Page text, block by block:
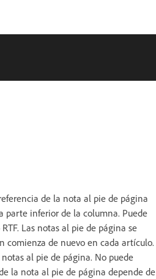
de la nota al pie de página
parte inferior de la columna. Puede
Las notas al pie de página se
comienza de nuevo en cada artículo.
al pie de página. No puede
la nota al pie de página depende de